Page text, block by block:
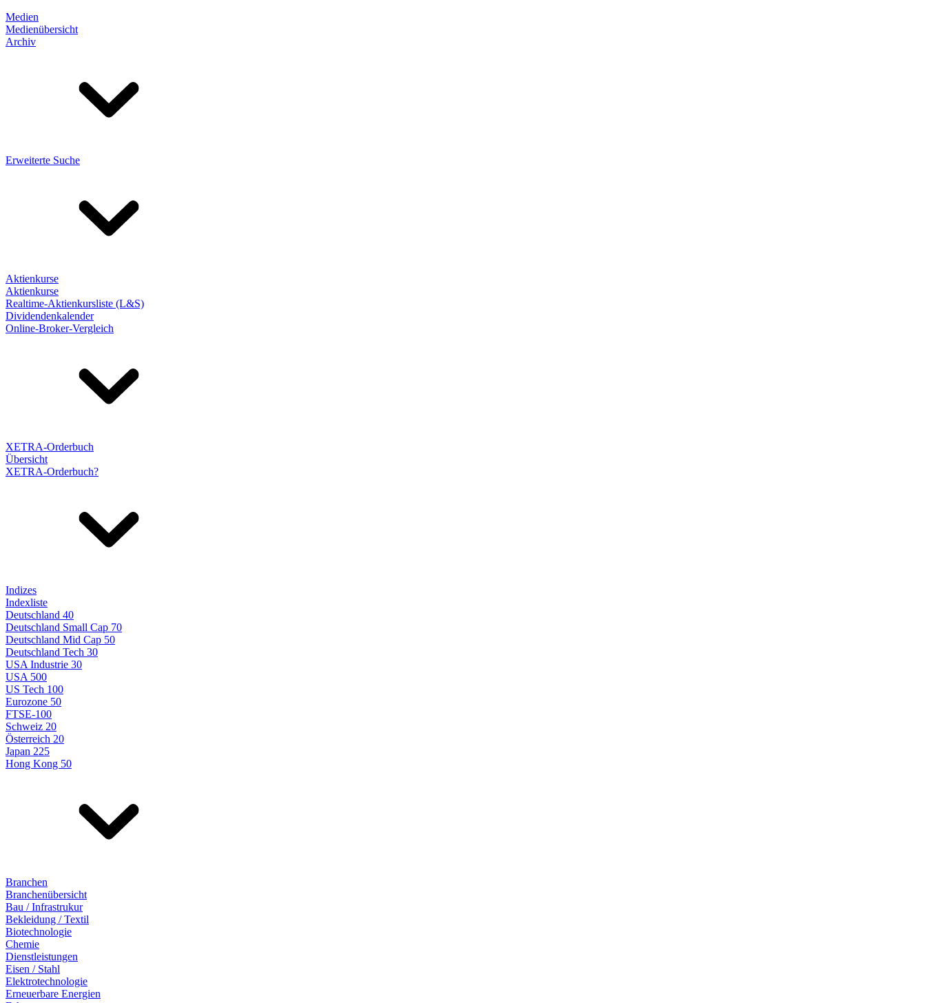
Medien
Medienübersicht
Archiv
Erweiterte Suche
Aktienkurse
Aktienkurse
Realtime-Aktienkursliste (L&S)
Dividendenkalender
Online-Broker-Vergleich
XETRA-Orderbuch
Übersicht
XETRA-Orderbuch?
Indizes
Indexliste
Deutschland 40
Deutschland Small Cap 70
Deutschland Mid Cap 50
Deutschland Tech 30
USA Industrie 30
USA 500
US Tech 100
Eurozone 50
FTSE-100
Schweiz 20
Österreich 20
Japan 225
Hong Kong 50
Branchen
Branchenübersicht
Bau / Infrastrukur
Bekleidung / Textil
Biotechnologie
Chemie
Dienstleistungen
Eisen / Stahl
Elektrotechnologie
Erneuerbare Energien